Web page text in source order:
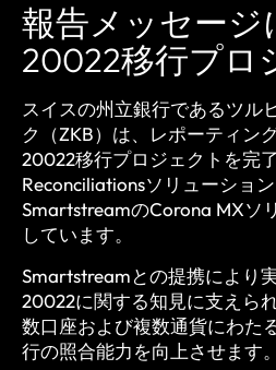
報告メッセージ
20022移行プロ
スイスの州立銀行であるツル
ク（ZKB）は、レポーティン
20022移行プロジェクトを完
Reconciliationsソリューショ
SmartstreamのCorona MXソ
しています。
Smartstreamとの提携により
20022に関する知見に支えら
数口座および複数通貨にわた
行の照合能力を向上させます。